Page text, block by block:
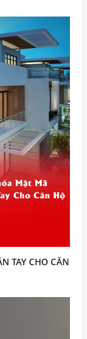
TAY CHO CĂN